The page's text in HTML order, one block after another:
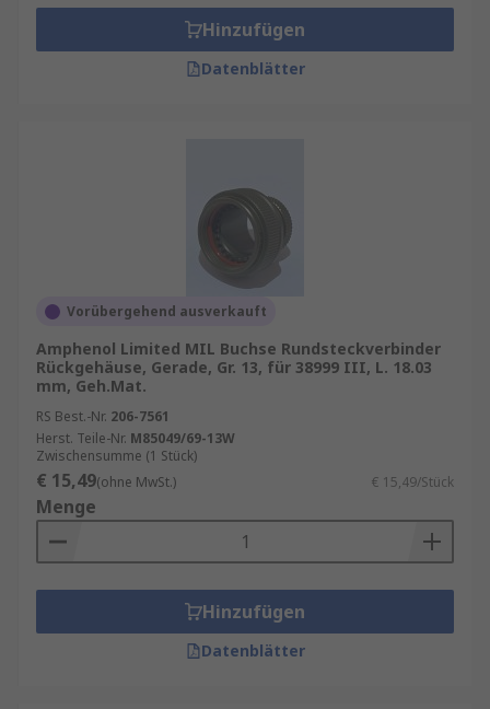
Hinzufügen
Datenblätter
Vorübergehend ausverkauft
Amphenol Limited MIL Buchse Rundsteckverbinder
Rückgehäuse, Gerade, Gr. 13, für 38999 III, L. 18.03
mm, Geh.Mat.
RS Best.-Nr. 206-7561
Herst. Teile-Nr. M85049/69-13W
Zwischensumme (1 Stück)
€ 15,49(ohne MwSt.) € 15,49/Stück
Menge
Hinzufügen
Datenblätter